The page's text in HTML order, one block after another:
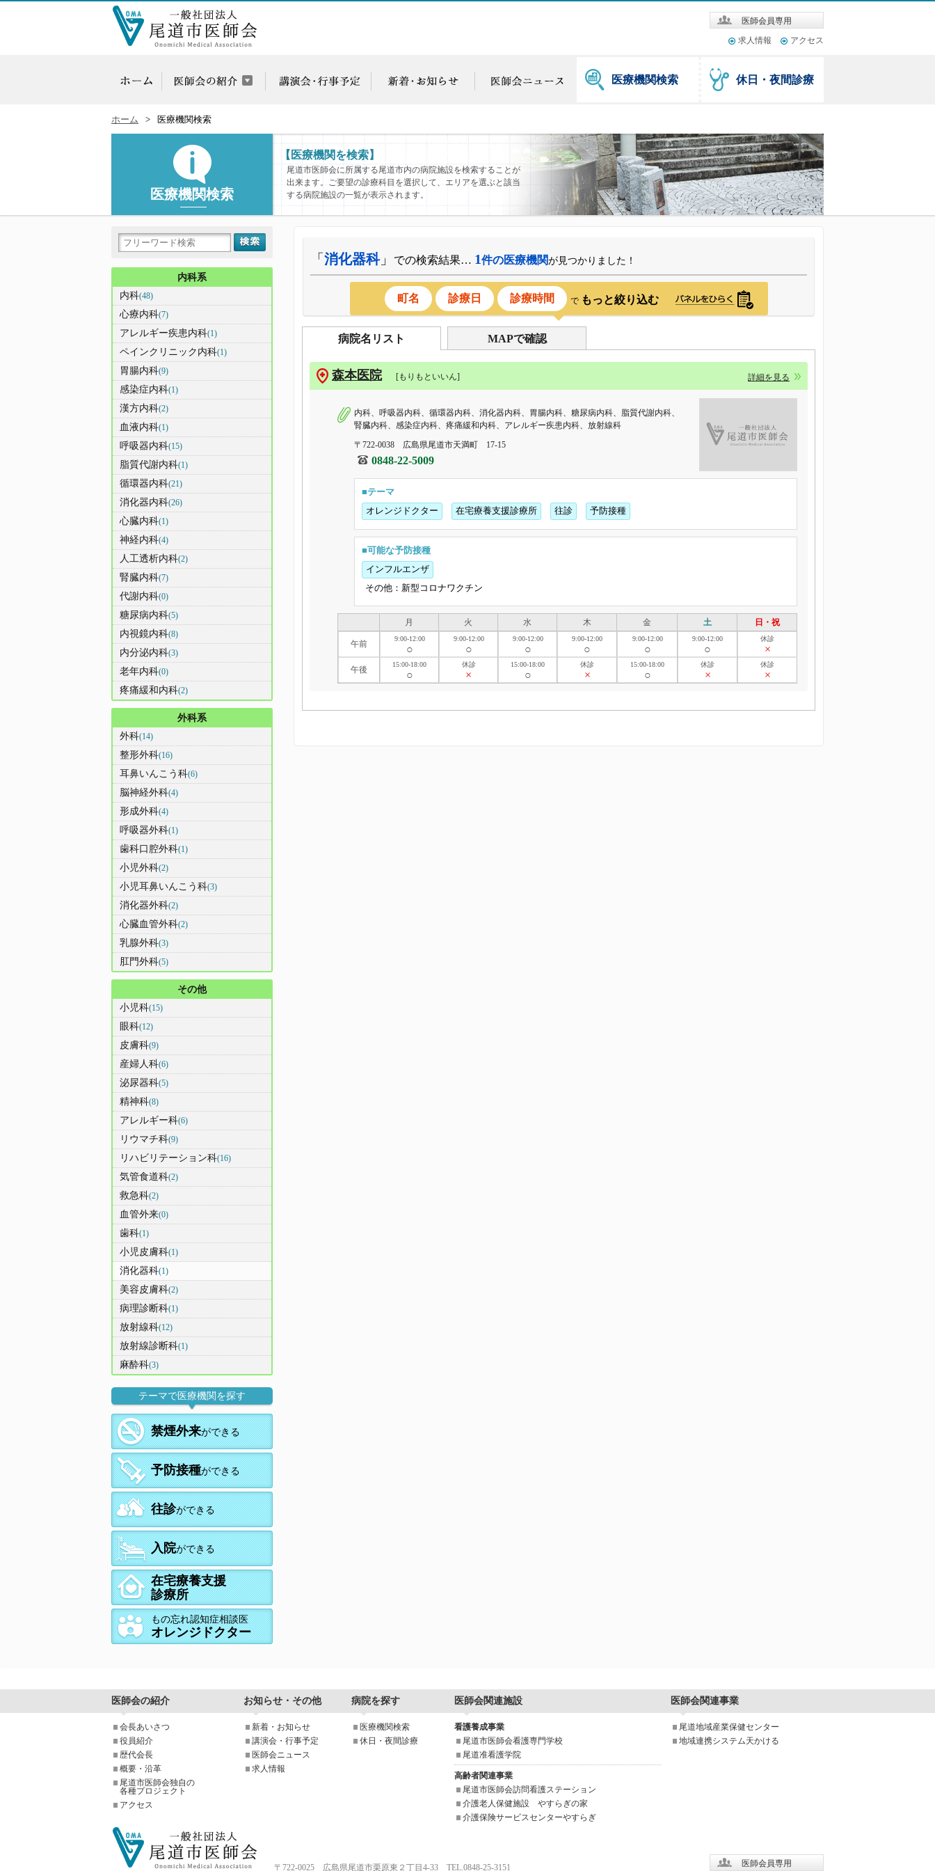
医師会員専用
アクセス
求人情報
医療機関検索 休日・夜間診療
ホーム 医療機関検索
医療機関検索
【医療機関を検索】
尾道市医師会に所属する尾道市内の病院施設を検索することが
出来ます。ご要望の診療科目を選択して、エリアを選ぶと該当
する病院施設の一覧が表示されます。
「 消化器科」 での検索結果… 1件の医療機関が見つかりました！
町名 診療日 診療時間 で もっと絞り込む
病院名リスト MAPで確認
森本医院 [もりもといいん] 詳細を見る
内科、呼吸器内科、循環器内科、消化器内科、胃腸内科、糖尿病内科、脂質代謝内科、
腎臓内科、感染症内科、疼痛緩和内科、アレルギー疾患内科、放射線科
〒722-0038 広島県尾道市天満町 17-15
0848-22-5009
■テーマ
オレンジドクター
在宅療養支援診療所 往診 予防接種
■可能な予防接種
インフルエンザ
その他：新型コロナワクチン
月 火 水 木 金 土 日・祝
午前
9:00-12:00
○
9:00-12:00
○
9:00-12:00
○
9:00-12:00
○
9:00-12:00
○
9:00-12:00
○
休診
×
午後
15:00-18:00
○
休診
×
15:00-18:00
○
休診
×
15:00-18:00
○
休診
×
休診
×
内科系
内科(48)
心療内科(7)
アレルギー疾患内科(1)
ペインクリニック内科(1)
胃腸内科(9)
感染症内科(1)
漢方内科(2)
血液内科(1)
呼吸器内科(15)
脂質代謝内科(1)
循環器内科(21)
消化器内科(26)
心臓内科(1)
神経内科(4)
人工透析内科(2)
腎臓内科(7)
代謝内科(0)
糖尿病内科(5)
内視鏡内科(8)
内分泌内科(3)
老年内科(0)
疼痛緩和内科(2)
外科系
外科(14)
整形外科(16)
耳鼻いんこう科(6)
脳神経外科(4)
形成外科(4)
呼吸器外科(1)
歯科口腔外科(1)
小児外科(2)
小児耳鼻いんこう科(3)
消化器外科(2)
心臓血管外科(2)
乳腺外科(3)
肛門外科(5)
その他
小児科(15)
眼科(12)
皮膚科(9)
産婦人科(6)
泌尿器科(5)
精神科(8)
アレルギー科(6)
リウマチ科(9)
リハビリテーション科(16)
気管食道科(2)
救急科(2)
血管外来(0)
歯科(1)
小児皮膚科(1)
消化器科(1)
美容皮膚科(2)
病理診断科(1)
放射線科(12)
放射線診断科(1)
麻酔科(3)
テーマで医療機関を探す
禁煙外来ができる
予防接種ができる
往診ができる
入院ができる
在宅療養支援
診療所
もの忘れ認知症相談医
オレンジドクター
医師会の紹介 お知らせ・その他 病院を探す 医師会関連施設 医師会関連事業
会長あいさつ
役員紹介
歴代会長
概要・沿革
尾道市医師会独自の
各種プロジェクト
アクセス
新着・お知らせ
講演会・行事予定
医師会ニュース
求人情報
医療機関検索
休日・夜間診療
看護養成事業
尾道市医師会看護専門学校
尾道准看護学院
高齢者関連事業
尾道市医師会訪問看護ステーション
介護老人保健施設 やすらぎの家
介護保険サービスセンターやすらぎ
尾道地域産業保健センター
地域連携システム天かける
〒722-0025 広島県尾道市栗原東２丁目4-33 TEL.0848-25-3151 医師会員専用